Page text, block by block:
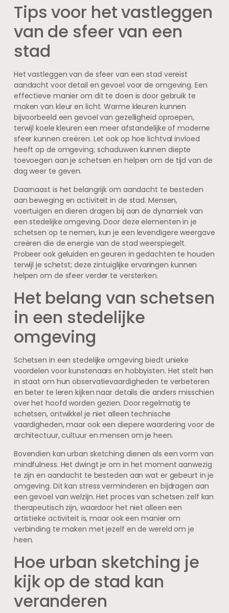
Tips voor het vastleggen
van de sfeer van een
stad
Het vastleggen van de sfeer van een stad vereist
aandacht voor detail en gevoel voor de omgeving. Een
effectieve manier om dit te doen is door gebruik te
maken van kleur en licht. Warme kleuren kunnen
bijvoorbeeld een gevoel van gezelligheid oproepen,
terwijl koele kleuren een meer afstandelijke of moderne
sfeer kunnen creëren. Let ook op hoe lichtval invloed
heeft op de omgeving; schaduwen kunnen diepte
toevoegen aan je schetsen en helpen om de tijd van de
dag weer te geven.
Daarnaast is het belangrijk om aandacht te besteden
aan beweging en activiteit in de stad. Mensen,
voertuigen en dieren dragen bij aan de dynamiek van
een stedelijke omgeving. Door deze elementen in je
schetsen op te nemen, kun je een levendigere weergave
creëren die de energie van de stad weerspiegelt.
Probeer ook geluiden en geuren in gedachten te houden
terwijl je schetst; deze zintuiglijke ervaringen kunnen
helpen om de sfeer verder te versterken.
Het belang van schetsen
in een stedelijke
omgeving
Schetsen in een stedelijke omgeving biedt unieke
voordelen voor kunstenaars en hobbyisten. Het stelt hen
in staat om hun observatievaardigheden te verbeteren
en beter te leren kijken naar details die anders misschien
over het hoofd worden gezien. Door regelmatig te
schetsen, ontwikkel je niet alleen technische
vaardigheden, maar ook een diepere waardering voor de
architectuur, cultuur en mensen om je heen.
Bovendien kan urban sketching dienen als een vorm van
mindfulness. Het dwingt je om in het moment aanwezig
te zijn en aandacht te besteden aan wat er gebeurt in je
omgeving. Dit kan stress verminderen en bijdragen aan
een gevoel van welzijn. Het proces van schetsen zelf kan
therapeutisch zijn, waardoor het niet alleen een
artistieke activiteit is, maar ook een manier om
verbinding te maken met jezelf en de wereld om je
heen.
Hoe urban sketching je
kijk op de stad kan
veranderen